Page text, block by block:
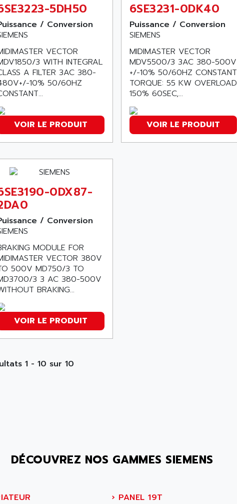
5DH50
/ Conversion
VECTOR
3 WITH INTEGRAL
A FILTER 3AC 380-
10% 50/60HZ
VOIR LE PRODUIT
6SE3231-0DK40
Puissance / Conversion
SIEMENS
MIDIMASTER VECTOR
MDV5500/3 3AC 380-500V
+/-10% 50/60HZ CONSTANT
TORQUE: 55 KW OVERLOAD
150% 60SEC,...
VOIR LE PRODUIT
0DX87-
/ Conversion
MODULE FOR
VECTOR 380V
500V MD750/3 TO
3 3 AC 380-500V
BRAKING...
VOIR LE PRODUIT
1 - 10 sur 10
DÉCOUVREZ NOS GAMMES SIEMENS
› PANEL 19T